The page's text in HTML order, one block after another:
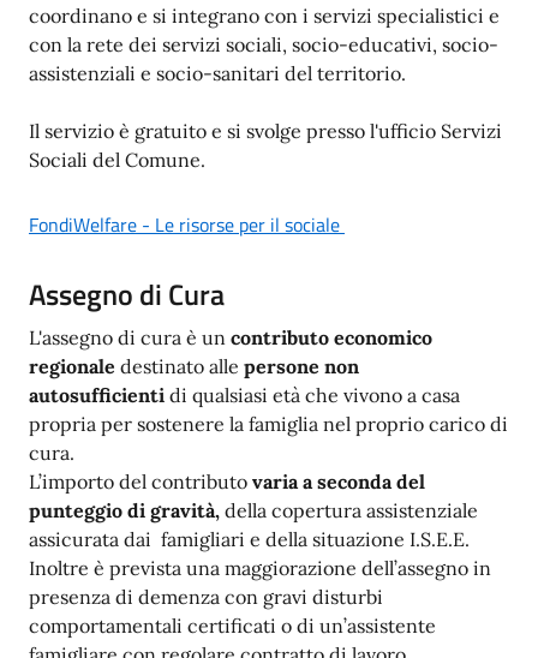
coordinano e si integrano con i servizi specialistici e
con la rete dei servizi sociali, socio-educativi, socio-
assistenziali e socio-sanitari del territorio.
Il servizio è gratuito e si svolge presso l'ufficio Servizi
Sociali del Comune.
FondiWelfare - Le risorse per il sociale
Assegno di Cura
L'assegno di cura è un contributo economico
regionale destinato alle persone non
autosufficienti di qualsiasi età che vivono a casa
propria per sostenere la famiglia nel proprio carico di
cura.
L’importo del contributo varia a seconda del
punteggio di gravità, della copertura assistenziale
assicurata dai famigliari e della situazione I.S.E.E.
Inoltre è prevista una maggiorazione dell’assegno in
presenza di demenza con gravi disturbi
comportamentali certificati o di un’assistente